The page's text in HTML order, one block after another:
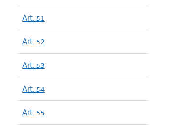
Art. 51
Art. 52
Art. 53
Art. 54
Art. 55